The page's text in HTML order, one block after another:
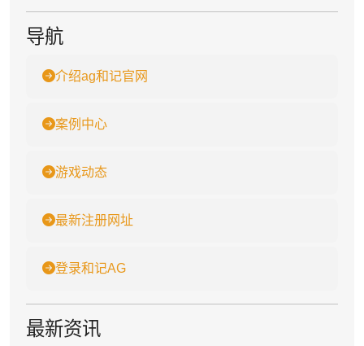
导航
介绍ag和记官网
案例中心
游戏动态
最新注册网址
登录和记AG
最新资讯